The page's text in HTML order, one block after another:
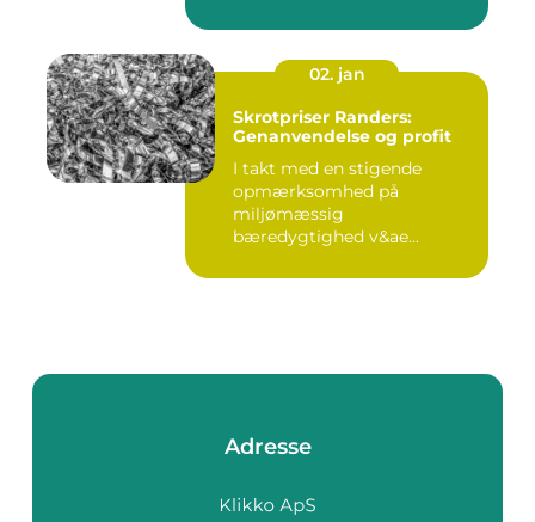
02. jan
Skrotpriser Randers:
Genanvendelse og profit
I takt med en stigende
opmærksomhed på
miljømæssig
bæredygtighed v&ae...
Adresse